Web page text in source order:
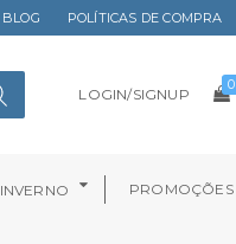
BLOG POLÍTICAS DE COMPRA
LOGIN/SIGNUP
0
INVERNO PROMOÇÕES